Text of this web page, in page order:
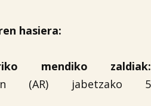
hasiera:
mendiko zaldiak:
(AR) jabetzako 5